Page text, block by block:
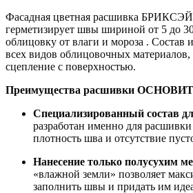
Фасадная цветная расшивка
герметизирует швы шириной от 5 до
облицовку от влаги и мороза . Состав
всех видов облицовочных материалов,
сцепление с поверхностью.
Преимущества расшивки
Специализированный состав
разработан именно для
плотность шва и отсутствие
Нанесение только полусухим
«влажной земли» позволяет
заполнить швы и придать им